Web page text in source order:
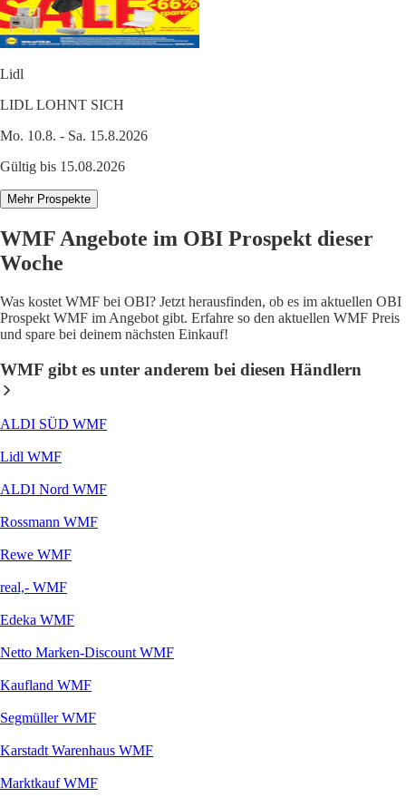
Lidl
LIDL LOHNT SICH
Mo. 10.8. - Sa. 15.8.2026
Gültig bis 15.08.2026
Mehr Prospekte
WMF Angebote im OBI Prospekt dieser
Woche
Was kostet WMF bei OBI? Jetzt herausfinden, ob es im aktuellen OBI
Prospekt WMF im Angebot gibt. Erfahre so den aktuellen WMF Preis
und spare bei deinem nächsten Einkauf!
WMF gibt es unter anderem bei diesen Händlern
ALDI SÜD WMF
Lidl WMF
ALDI Nord WMF
Rossmann WMF
Rewe WMF
real,- WMF
Edeka WMF
Netto Marken-Discount WMF
Kaufland WMF
Segmüller WMF
Karstadt Warenhaus WMF
Marktkauf WMF